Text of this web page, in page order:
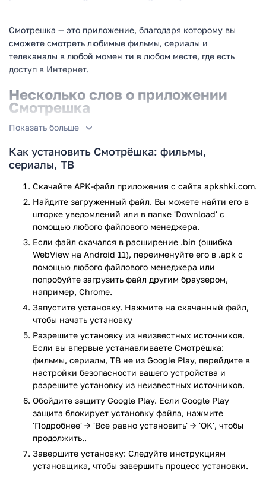
Смотрешка — это приложение, благодаря которому вы
сможете смотреть любимые фильмы, сериалы и
телеканалы в любой момен ти в любом месте, где есть
доступ в Интернет.
Несколько слов о приложении
Смотрешка
Перед вами программа, в которой вы можете смотреть
другое. Достаточно создать один аккаунт, чтобы смотреть
более 240 ТВ-каналов на любом вашем телефоне,
планшете, компьютере или Smart TV. Количество
доступных каналов и фильмов будет зависеть от
выбранной вами подписки, а опробовать преимущества
сервиса бесплатно поможет наличие пробной подписки,
сроком на 30 дней.
Особенности и возможности программы:
Четыре встроенных онлайн-кинотеатра:
Megogo;
Amediateka;
Start.
Более 240 телеканалов.
Более 20 тысяч фильмов, сериалов и мультсериалов
в высоком качества.
Поддержка Google Cast.
Доступ к архиву телеканалов за последние 14 дней.
Возможность поставить эфир на паузу.
Умная система рекомендаций, которая адаптируется
под ваши предпочтения.
Высокое качество изображения, вплоть до 4K.
Автоматическая настройка битрейта, в зависимости
Показать больше
Как установить Смотрёшка: фильмы,
сериалы, ТВ
Скачайте APK-файл приложения с сайта apkshki.com.
Найдите загруженный файл. Вы можете найти его в
шторке уведомлений или в папке 'Download' с
помощью любого файлового менеджера.
Если файл скачался в расширение .bin (ошибка
WebView на Android 11), переименуйте его в .apk с
помощью любого файлового менеджера или
попробуйте загрузить файл другим браузером,
например, Chrome.
Запустите установку. Нажмите на скачанный файл,
чтобы начать установку
Разрешите установку из неизвестных источников.
Если вы впервые устанавливаете Смотрёшка:
фильмы, сериалы, ТВ не из Google Play, перейдите в
настройки безопасности вашего устройства и
разрешите установку из неизвестных источников.
Обойдите защиту Google Play. Если Google Play
защита блокирует установку файла, нажмите
'Подробнее' → 'Все равно установить' → 'OK', чтобы
продолжить..
Завершите установку: Следуйте инструкциям
установщика, чтобы завершить процесс установки.